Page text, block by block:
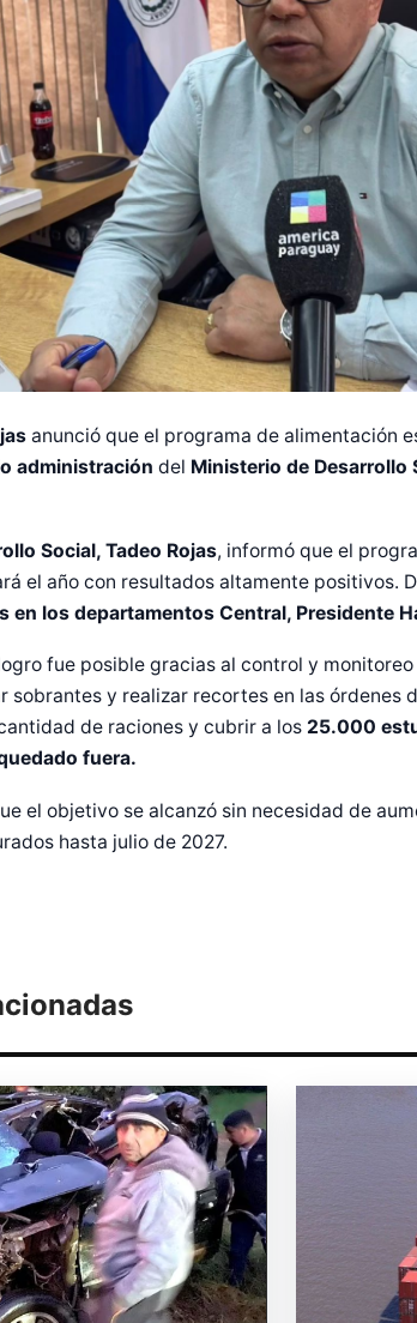
anunció que el programa de alimentación
administración del Ministerio de Desarrollo
Social, Tadeo Rojas, informó que el
el año con resultados altamente positivos.
en los departamentos Central, Presidente
fue posible gracias al control y
y realizar recortes en las órdenes
de raciones y cubrir a los 25.000
fuera.
el objetivo se alcanzó sin necesidad de
hasta julio de 2027.
Diseñado por Shiro Company